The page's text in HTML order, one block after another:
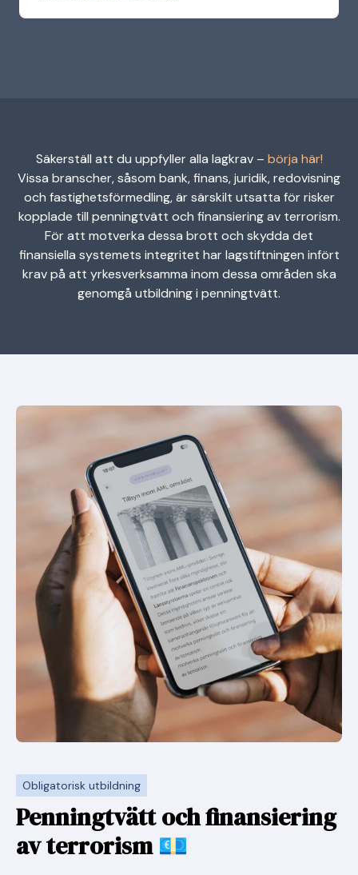
Säkerställ att du uppfyller alla lagkrav – börja här!
Vissa branscher, såsom bank, finans, juridik, redovisning
och fastighetsförmedling, är särskilt utsatta för risker
kopplade till penningtvätt och finansiering av terrorism.
För att motverka dessa brott och skydda det
finansiella systemets integritet har lagstiftningen infört
krav på att yrkesverksamma inom dessa områden ska
genomgå utbildning i penningtvätt.
Obligatorisk utbildning
Penningtvätt och finansiering
av terrorism 💶